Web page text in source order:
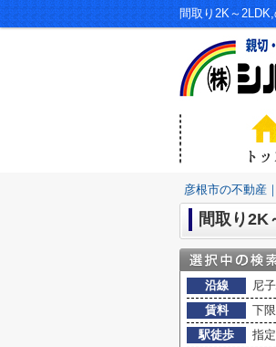
間取り2K～
彦根市の不動産
間取り2K
沿線
尼
賃料
下
駅徒歩
指